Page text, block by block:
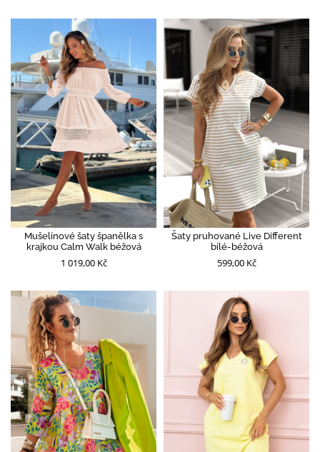
Mušelínové šaty španělka s
krajkou Calm Walk béžová
1 019,00 Kč
Šaty pruhované Live Different
bílé-béžová
599,00 Kč